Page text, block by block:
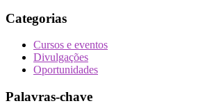
Categorias
Cursos e eventos
Divulgações
Oportunidades
Palavras-chave